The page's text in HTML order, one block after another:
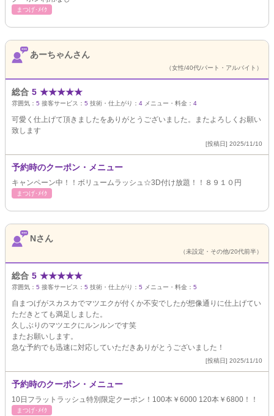
まつげ･ﾒｲｸ
あーちゃんさん
（女性/40代/パート・アルバイト）
総合 5 ★★★★★
雰囲気： 5 接客サービス： 5 技術・仕上がり： 4 メニュー・料金： 4
可愛く仕上げて頂きましたをありがとうございました。またよろしくお願い
致します
[投稿日] 2025/11/10
予約時のクーポン・メニュー
キャンペーン中！！ボリュームラッシュ☆3D付け放題！！８９１０円
まつげ･ﾒｲｸ
Nさん
（未設定・その他/20代前半）
総合 5 ★★★★★
雰囲気： 5 接客サービス： 5 技術・仕上がり： 5 メニュー・料金： 5
自まつげがスカスカでマツエクが付くか不安でしたが想像通りに仕上げてい
ただきとても満足しました。
久しぶりのマツエクにルンルンです笑
またお願いします。
急な予約でも迅速に対応していただきありがとうございました！
[投稿日] 2025/11/10
予約時のクーポン・メニュー
10日フラットラッシュ特別限定クーポン！100本￥6000 120本￥6800！！
まつげ･ﾒｲｸ